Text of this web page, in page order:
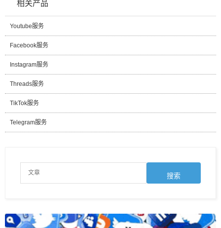
相关产品
Youtube服务
Facebook服务
Instagram服务
Threads服务
TikTok服务
Telegram服务